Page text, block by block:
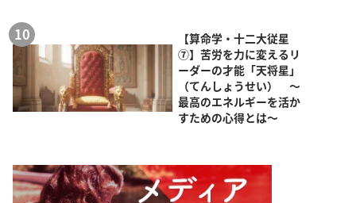
【算命学・十二大従星
⑦】苦労を力に変えるリ
ーダーの才能「天将星」
（てんしょうせい） ～
最高のエネルギーを活か
すための心得とは～